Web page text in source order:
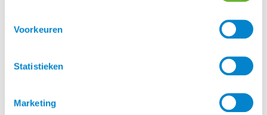
Voorkeuren
Statistieken
Marketing
Binnenzak met YKK-rits en voorzien voor
opening voor oor-telefoon
drukknopen voor maximaal rijcomfort
Stierna